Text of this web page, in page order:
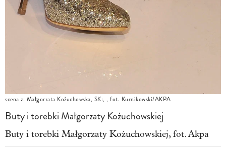
scena z: Małgorzata Kożuchowska, SK:, , fot. Kurnikowski/AKPA
Buty i torebki Małgorzaty Kożuchowskiej
Buty i torebki Małgorzaty Kożuchowskiej, fot. Akpa